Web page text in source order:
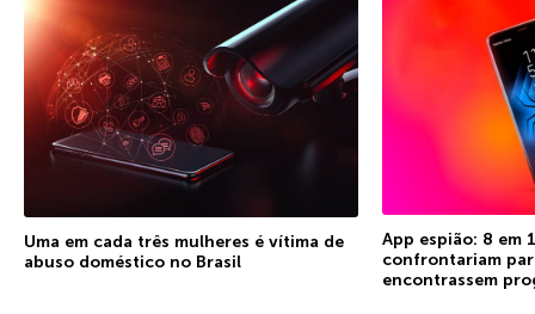
Uma em cada três mulheres é vítima de
abuso doméstico no Brasil
App espião: 8 em
confrontariam
encontrassem